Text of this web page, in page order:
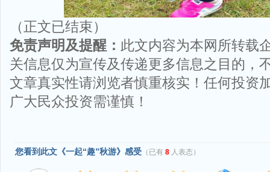
（正文已结束）
免责声明及提醒： 此文内容为本网所转载
关信息仅为宣传及传递更多信息之目的，
文章真实性请浏览者慎重核实！任何投资
广大民众投资需谨慎！
您看到此文《一起“趣”秋游》感受 （已有 8 人表态）